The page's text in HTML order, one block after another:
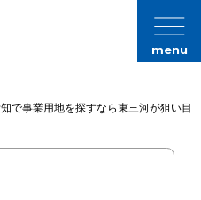
menu
で事業用地を探すなら東三河が狙い目